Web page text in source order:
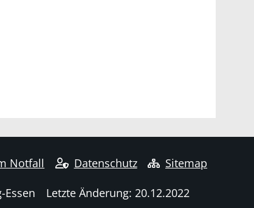
Notfall Datenschutz Sitemap
Letzte Änderung: 20.12.2022